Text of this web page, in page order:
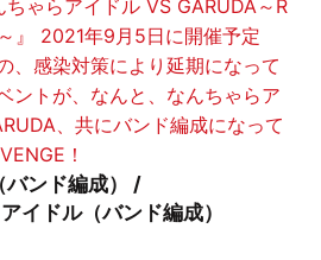
ゃらアイドル VS GARUDA～R
』 2021年9月5日に開催予定
、感染対策により延期になって
ントが、なんと、なんちゃらア
、共にバンド編成になって
！
バンド編成） /
イドル（バンド編成）